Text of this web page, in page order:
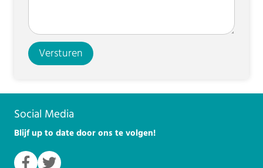
Versturen
Social Media
Blijf up to date door ons te volgen!